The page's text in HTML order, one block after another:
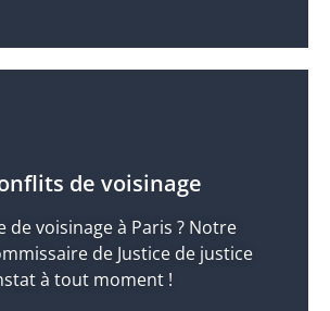
de voisinage
de voisinage à Paris ? Notre
de Justice de justice
à tout moment !